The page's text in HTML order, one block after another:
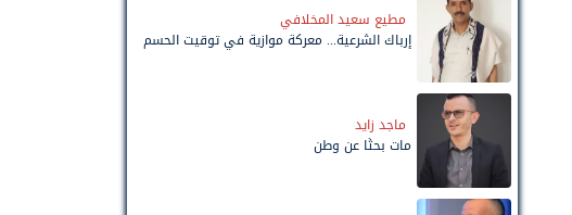
مطيع سعيد المخلافي
إرباك الشرعية... معركة موازية في توقيت الحسم
ماجد زايد
مات بحثًا عن وطن